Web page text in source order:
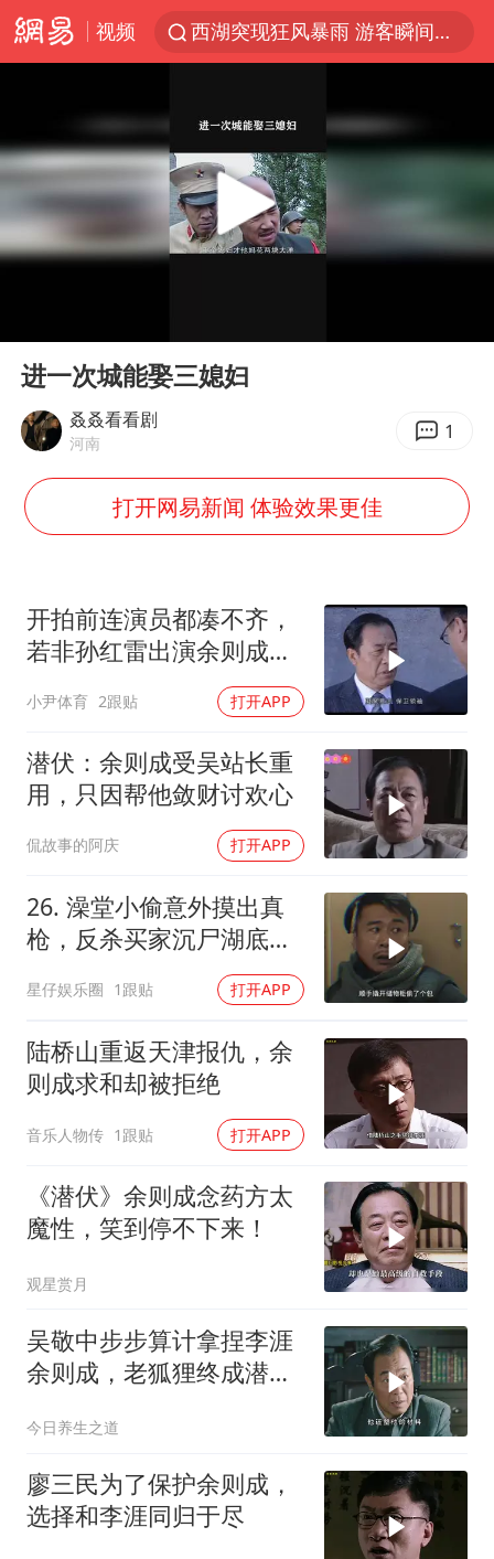
视频
西湖突现狂风暴雨 游客瞬间被浇透
视频丨中国东方电气集团原党组副书记、董事宋致远被查
白海豚将正面袭击贯穿浙江
牛津大学一纸声明甩不了锅
香港宏福苑火灾或由烟头引起
西贝创始人贾国龙押注鲜羊赛道
多个明星演唱会取消
36岁男演员成景区NPC后人气爆棚
人民的健康、体质、幸福一脉相承
Play
进一次城能娶三媳妇
叒叒看看剧
河南 1
打开网易新闻 体验效果更佳
开拍前连演员都凑不齐，
若非孙红雷出演余则成，
小尹体育 2跟贴 打开APP
潜伏：余则成受吴站长重
用，只因帮他敛财讨欢心
侃故事的阿庆 打开APP
26. 澡堂小偷意外摸出真
枪，反杀买家沉尸湖底，
星仔娱乐圈 1跟贴 打开APP
陆桥山重返天津报仇，余
则成求和却被拒绝
音乐人物传 1跟贴 打开APP
《潜伏》余则成念药方太
魔性，笑到停不下来！
观星赏月
吴敬中步步算计拿捏李涯
余则成，老狐狸终成潜伏
今日养生之道
廖三民为了保护余则成，
选择和李涯同归于尽